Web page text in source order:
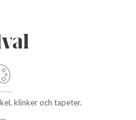
klinker och tapeter.